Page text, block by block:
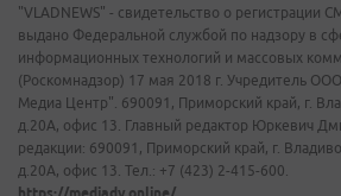
"VLADNEWS" - свидетельство о
выдано Федеральной службой по надзору в
информационных технологий и массовых
(Роскомнадзор) 17 мая 2018 г. Учредитель
Медиа Центр". 690091, Приморский край, г.
д.20А, офис 13. Главный редактор Юркевич
редакции: 690091, Приморский край, г.
д.20А, офис 13. Тел.: +7 (423) 2-415-600.